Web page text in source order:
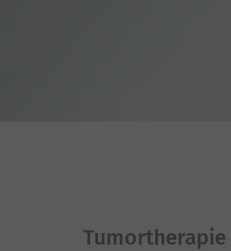
Tumortherapie